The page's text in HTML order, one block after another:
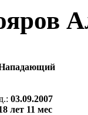
03.09.2007
лет 11 мес